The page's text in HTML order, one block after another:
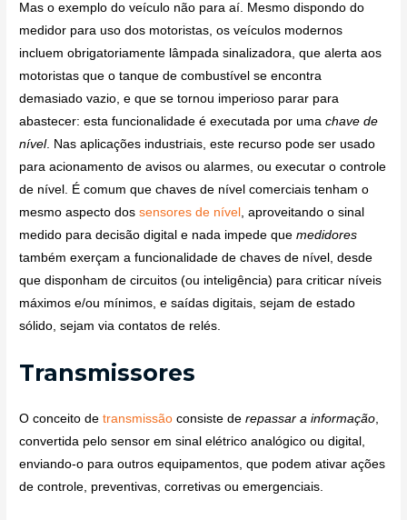
Mas o exemplo do veículo não para aí. Mesmo dispondo do
medidor para uso dos motoristas, os veículos modernos
incluem obrigatoriamente lâmpada sinalizadora, que alerta aos
motoristas que o tanque de combustível se encontra
demasiado vazio, e que se tornou imperioso parar para
abastecer: esta funcionalidade é executada por umachave de
nível. Nas aplicações industriais, este recurso pode ser usado
para acionamento de avisos ou alarmes, ou executar o controle
de nível. É comum que chaves de nível comerciais tenham o
mesmo aspecto dossensores de nível
, aproveitando o sinal
medido para decisão digital e nada impede quemedidores
também exerçam a funcionalidade de chaves de nível, desde
que disponham de circuitos (ou inteligência) para criticar níveis
máximos e/ou mínimos, e saídas digitais, sejam de estado
sólido, sejam via contatos de relés.
Transmissores
O conceito detransmissão consiste derepassar a informação
convertida pelo sensor em sinal elétrico analógico ou digital,
enviando-o para outros equipamentos, que podem ativar ações
de controle, preventivas, corretivas ou emergenciais.